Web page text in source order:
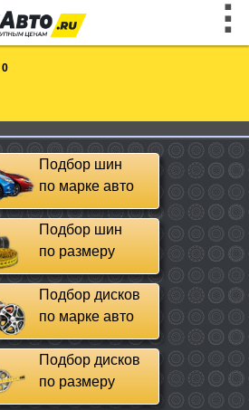
0
Подбор шин
по марке авто
Подбор шин
по размеру
Подбор дисков
по марке авто
Подбор дисков
по размеру